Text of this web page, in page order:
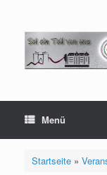
springen
Menü
Startseite»